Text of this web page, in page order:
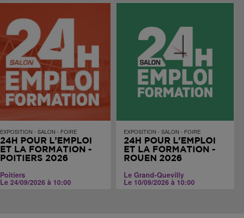
EXPOSITION - SALON - FOIRE
24H POUR L’EMPLOI
ET LA FORMATION -
POITIERS 2026
Poitiers
Le 24/09/2026 à 10:00
EXPOSITION - SALON - FOIRE
24H POUR L'EMPLOI
ET LA FORMATION -
ROUEN 2026
Le Grand-Quevilly
Le 10/09/2026 à 10:00